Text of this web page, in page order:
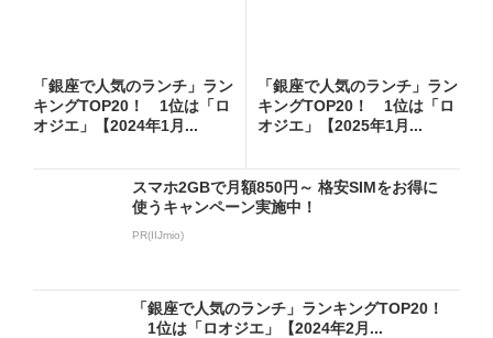
「銀座で人気のランチ」ラン
キングTOP20！ 1位は「ロ
オジエ」【2024年1月...
「銀座で人気のランチ」ラン
キングTOP20！ 1位は「ロ
オジエ」【2025年1月...
スマホ2GBで月額850円～ 格安SIMをお得に
使うキャンペーン実施中！
PR(IIJmio)
「銀座で人気のランチ」ランキングTOP20！
1位は「ロオジエ」【2024年2月...